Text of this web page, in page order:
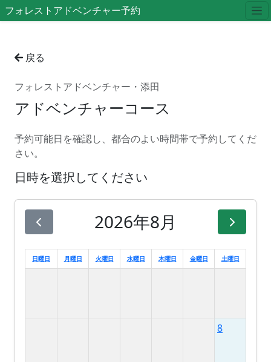
フォレストアドベンチャー予約
戻る
フォレストアドベンチャー・添田
アドベンチャーコース
予約可能日を確認し、都合のよい時間帯で予約してくだ
さい。
日時を選択してください
2026年8月
日曜日 月曜日 火曜日 水曜日 木曜日 金曜日 土曜日
8